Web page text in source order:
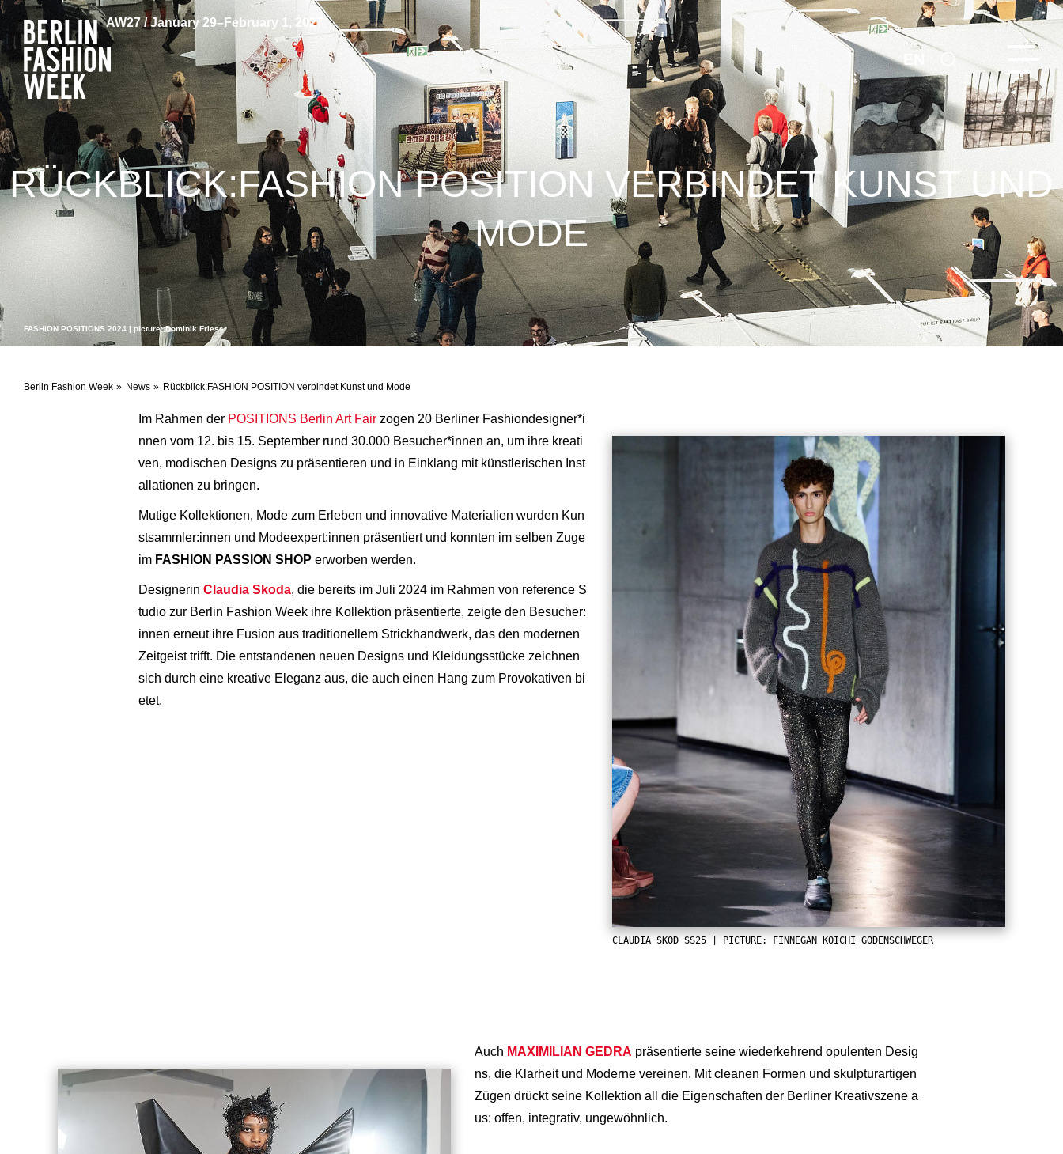
AW27 / January 29–February 1, 2027
EN
Berlin Fashion Week News Rückblick:FASHION POSITION verbindet Kunst und Mode
RÜCKBLICK:FASHION POSITION VERBINDET KUNST UND
MODE
FASHION POSITIONS 2024 | picture: Dominik Friess
CLAUDIA SKOD SS25 | PICTURE: FINNEGAN KOICHI GODENSCHWEGER
Im Rahmen der POSITIONS Berlin Art Fairzogen 20 Berliner Fashiondesigner*i
nnen vom 12. bis 15. September rund 30.000 Besucher*innen an, um ihre kreati
ven, modischen Designs zu präsentieren und in Einklang mit künstlerischen Inst
allationen zu bringen.
Mutige Kollektionen, Mode zum Erleben und innovative Materialien wurden Kun
stsammler:innen und Modeexpert:innen präsentiert und konnten im selben Zuge
im FASHION PASSION SHOP erworben werden.
Designerin Claudia Skoda, die bereits im Juli 2024 im Rahmen von reference S
tudio zur Berlin Fashion Week ihre Kollektion präsentierte, zeigte den Besucher:
innen erneut ihre Fusion aus traditionellem Strickhandwerk, das den modernen
Zeitgeist trifft. Die entstandenen neuen Designs und Kleidungsstücke zeichnen
sich durch eine kreative Eleganz aus, die auch einen Hang zum Provokativen bi
etet.
Auch MAXIMILIAN GEDRA präsentierte seine wiederkehrend opulenten Desig
ns, die Klarheit und Moderne vereinen. Mit cleanen Formen und skulpturartigen
Zügen drückt seine Kollektion all die Eigenschaften der Berliner Kreativszene a
us: offen, integrativ, ungewöhnlich.